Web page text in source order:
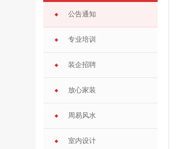
公告通知
专业培训
装企招聘
放心家装
周易风水
室内设计